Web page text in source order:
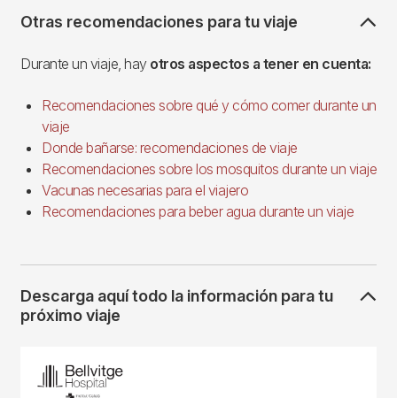
Otras recomendaciones para tu viaje
Durante un viaje, hay otros aspectos a tener en cuenta:
Recomendaciones sobre qué y cómo comer durante un
viaje
Donde bañarse: recomendaciones de viaje
Recomendaciones sobre los mosquitos durante un viaje
Vacunas necesarias para el viajero
Recomendaciones para beber agua durante un viaje
Descarga aquí todo la información para tu
próximo viaje